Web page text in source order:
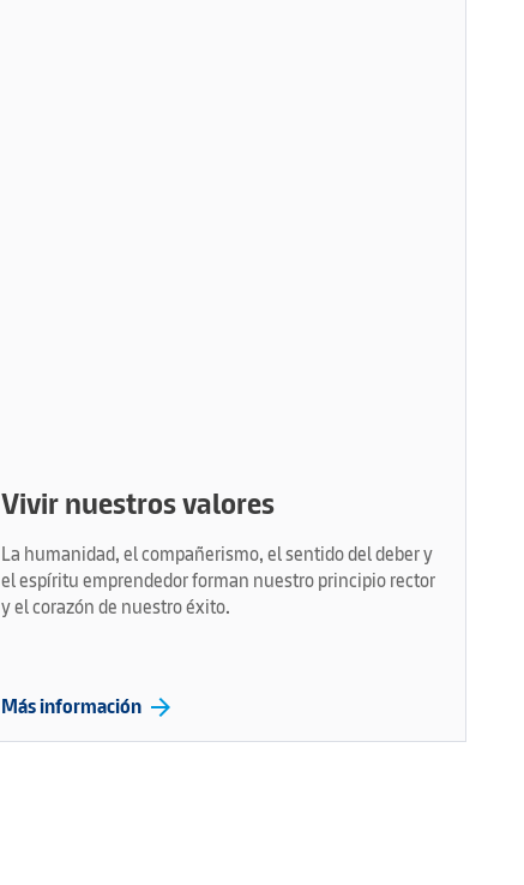
Vivir nuestros valores
La humanidad, el compañerismo, el sentido del deber y
el espíritu emprendedor forman nuestro principio rector
y el corazón de nuestro éxito.
Más información arrow_forward